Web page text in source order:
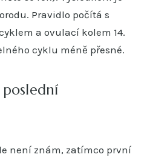
Pravidlo počítá s
a ovulací kolem 14.
cyklu méně přesné.
není znám, zatímco první